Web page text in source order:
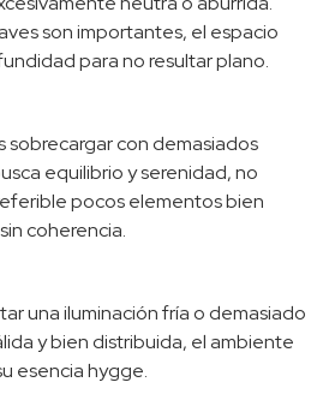
son importantes, el espacio
para no resultar plano.
con demasiados
equilibrio y serenidad, no
pocos elementos bien
coherencia.
una iluminación fría o demasiado
y bien distribuida, el ambiente
esencia hygge.